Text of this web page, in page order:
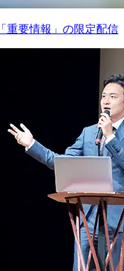
重要情報」の限定配信